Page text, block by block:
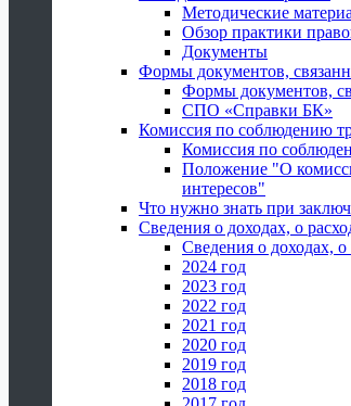
Методические
Обзор практики
Документы
Формы документов,
Формы документов,
СПО «Справки БК»
Комиссия по соблюдению
Комиссия по
Положение "О
интересов"
Что нужно знать при
Сведения о доходах, о
Сведения о доходах, о
2024 год
2023 год
2022 год
2021 год
2020 год
2019 год
2018 год